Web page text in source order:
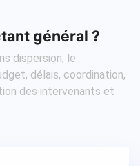
général ?
dispersion, le
délais, coordination,
des intervenants et